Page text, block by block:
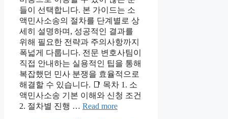
들이 선택합니다. 본 가이드는 소
액민사소송의 절차를 단계별로 상
세히 설명하며, 성공적인 결과를
위해 필요한 전략과 주의사항까지
폭넓게 다룹니다. 전문 변호사팀이
직접 안내하는 실용적인 팁을 통해
복잡했던 민사 분쟁을 효율적으로
해결할 수 있습니다. 📑 목차 1. 소
액민사소송 기본 이해와 신청 조건
2. 절차별 진행 … Read more